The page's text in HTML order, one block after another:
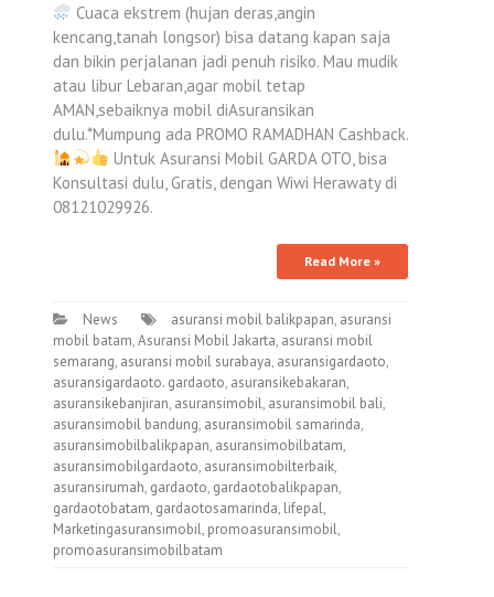
Cuaca ekstrem (hujan deras,angin
kencang,tanah longsor) bisa datang kapan saja
dan bikin perjalanan jadi penuh risiko. Mau mudik
atau libur Lebaran,agar mobil tetap
AMAN,sebaiknya mobil diAsuransikan
dulu.*Mumpung ada PROMO RAMADHAN Cashback.
Untuk Asuransi Mobil GARDA OTO, bisa
Konsultasi dulu, Gratis, dengan Wiwi Herawaty di
08121029926.
Read More »
News asuransi mobil balikpapan, asuransi
mobil batam,Asuransi Mobil Jakarta, asuransi mobil
semarang, asuransi mobil surabaya, asuransigardaoto,
asuransigardaoto. gardaoto, asuransikebakaran,
asuransikebanjiran, asuransimobil, asuransimobil bali,
asuransimobil bandung, asuransimobil samarinda,
asuransimobilbalikpapan, asuransimobilbatam,
asuransimobilgardaoto, asuransimobilterbaik,
asuransirumah, gardaoto, gardaotobalikpapan,
gardaotobatam, gardaotosamarinda, lifepal,
Marketingasuransimobil, promoasuransimobil,
promoasuransimobilbatam